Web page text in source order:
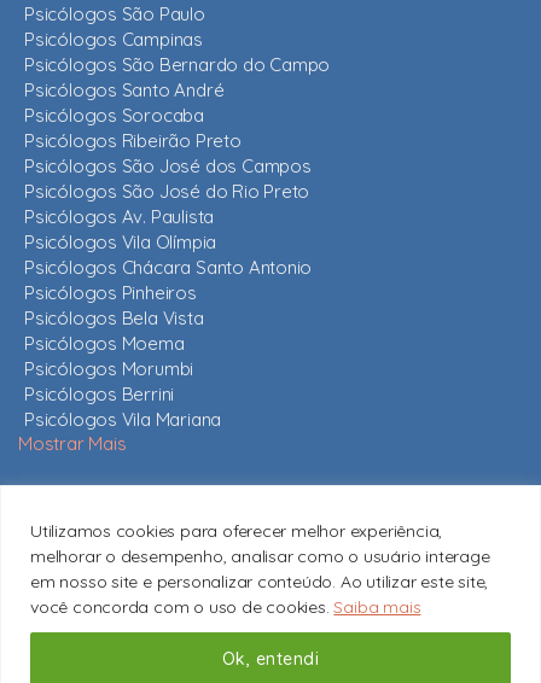
Utilizamos cookies para oferecer melhor experiência,
melhorar o desempenho, analisar como o usuário interage
em nosso site e personalizar conteúdo. Ao utilizar este site,
você concorda com o uso de cookies.Saiba mais
Ok, entendi
Psicólogos São Paulo
Psicólogos Campinas
Psicólogos São Bernardo do Campo
Psicólogos Santo André
Psicólogos Sorocaba
Psicólogos Ribeirão Preto
Psicólogos São José dos Campos
Psicólogos São José do Rio Preto
Psicólogos Av. Paulista
Psicólogos Vila Olímpia
Psicólogos Chácara Santo Antonio
Psicólogos Pinheiros
Psicólogos Bela Vista
Psicólogos Moema
Psicólogos Morumbi
Psicólogos Berrini
Psicólogos Vila Mariana
Mostrar Mais
Mais de 820 psicólogos em São Paulo e em todo o estado,
todos com CRP ativo.
Conheça nossos psicólogos
Copyright © 2026 Psicólogos São Paulo